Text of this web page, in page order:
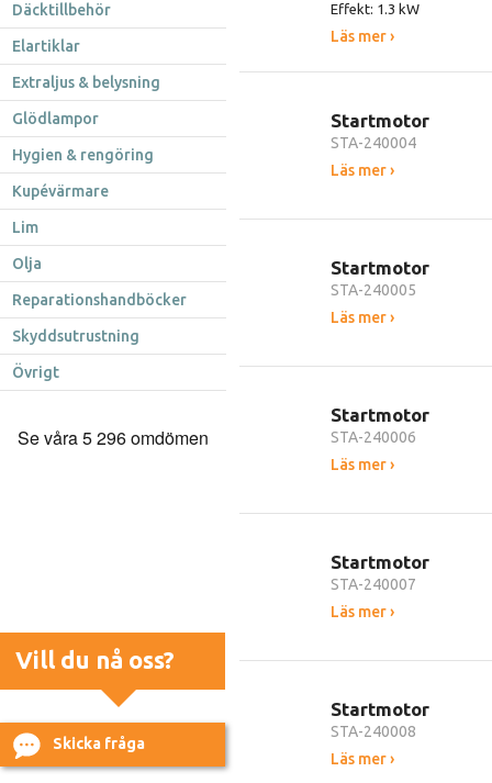
Däcktillbehör
Elartiklar
Extraljus & belysning
Glödlampor
Hygien & rengöring
Kupévärmare
Lim
Olja
Reparationshandböcker
Skyddsutrustning
Övrigt
Vill du nå oss?
Skicka fråga
Effekt: 1.3 kW
Läs mer ›
Startmotor
STA-240004
Läs mer ›
Startmotor
STA-240005
Läs mer ›
Startmotor
STA-240006
Läs mer ›
Startmotor
STA-240007
Läs mer ›
Startmotor
STA-240008
Läs mer ›